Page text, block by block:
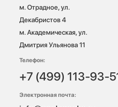
м. Отрадное, ул.
Декабристов 4
м. Академическая, ул.
Дмитрия Ульянова 11
Телефон:
+7 (499) 113-93-
Электронная почта: